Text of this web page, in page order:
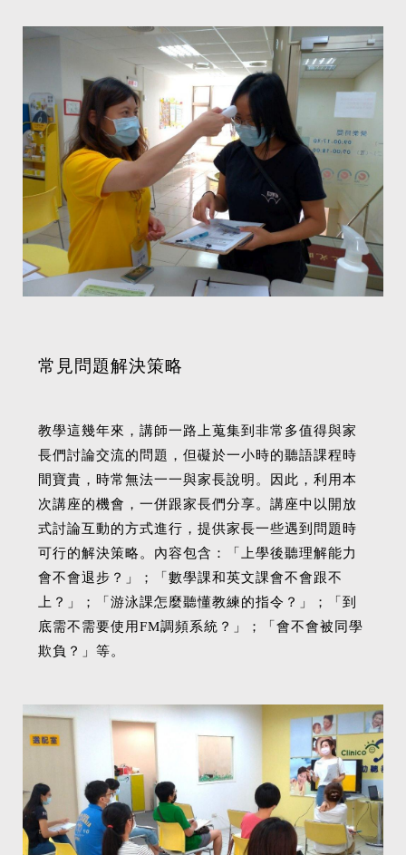
常見問題解決策略
教學這幾年來，講師一路上蒐集到非常多值得與家
長們討論交流的問題，但礙於一小時的聽語課程時
間寶貴，時常無法一一與家長說明。因此，利用本
次講座的機會，一併跟家長們分享。講座中以開放
式討論互動的方式進行，提供家長一些遇到問題時
可行的解決策略。內容包含：「上學後聽理解能力
會不會退步？」；「數學課和英文課會不會跟不
上？」；「游泳課怎麼聽懂教練的指令？」；「到
底需不需要使用FM調頻系統？」；「會不會被同學
欺負？」等。